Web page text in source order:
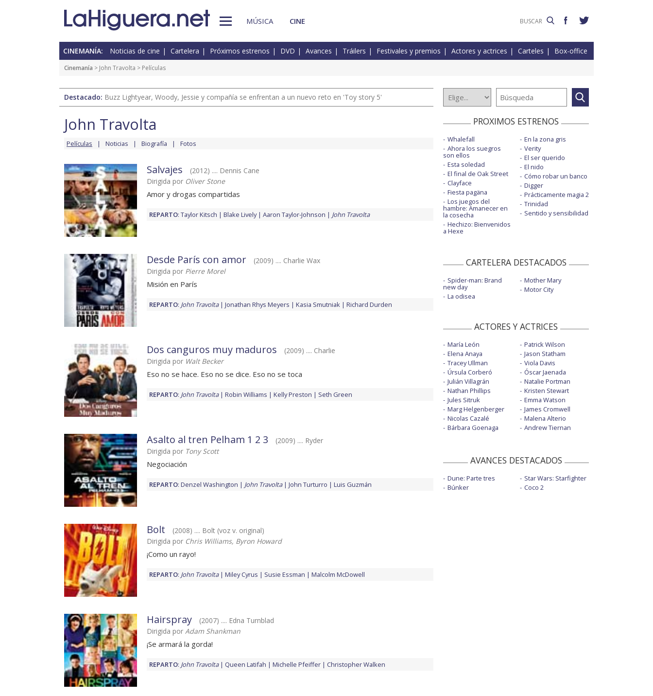
MÚSICA CINE
CINEMANÍA: Noticias de cine Cartelera Próximos estrenos DVD Avances Tráilers Festivales y premios Actores y actrices Carteles Box-office
Cinemanía > John Travolta > Películas
Destacado: Buzz Lightyear, Woody, Jessie y compañía se enfrentan a un nuevo reto en 'Toy story 5'
John Travolta
Películas Noticias Biografía Fotos
Salvajes
(2012) .... Dennis Cane
Dirigida por Oliver Stone
Amor y drogas compartidas
REPARTO: Taylor Kitsch Blake Lively Aaron Taylor-Johnson John Travolta
Desde París con amor
(2009) .... Charlie Wax
Dirigida por Pierre Morel
Misión en París
REPARTO: John Travolta Jonathan Rhys Meyers Kasia Smutniak Richard Durden
Dos canguros muy maduros
(2009) .... Charlie
Dirigida por Walt Becker
Eso no se hace. Eso no se dice. Eso no se toca
REPARTO: John Travolta Robin Williams Kelly Preston Seth Green
Asalto al tren Pelham 1 2 3
(2009) .... Ryder
Dirigida por Tony Scott
Negociación
REPARTO: Denzel Washington John Travolta John Turturro Luis Guzmán
Bolt
(2008) .... Bolt (voz v. original)
Dirigida por Chris Williams, Byron Howard
¡Como un rayo!
REPARTO: John Travolta Miley Cyrus Susie Essman Malcolm McDowell
Hairspray
(2007) .... Edna Turnblad
Dirigida por Adam Shankman
¡Se armará la gorda!
REPARTO: John Travolta Queen Latifah Michelle Pfeiffer Christopher Walken
PROXIMOS ESTRENOS
Whalefall
Ahora los suegros
son ellos
Esta soledad
El final de Oak Street
Clayface
Fiesta pagäna
Los juegos del
hambre: Amanecer en
la cosecha
Hechizo: Bienvenidos
a Hexe
En la zona gris
Verity
El ser querido
El nido
Cómo robar un banco
Digger
Prácticamente magia 2
Trinidad
Sentido y sensibilidad
CARTELERA DESTACADOS
Spider-man: Brand
new day
La odisea
Mother Mary
Motor City
ACTORES Y ACTRICES
María León
Elena Anaya
Tracey Ullman
Úrsula Corberó
Julián Villagrán
Nathan Phillips
Jules Sitruk
Marg Helgenberger
Nicolas Cazalé
Bárbara Goenaga
Patrick Wilson
Jason Statham
Viola Davis
Óscar Jaenada
Natalie Portman
Kristen Stewart
Emma Watson
James Cromwell
Malena Alterio
Andrew Tiernan
AVANCES DESTACADOS
Dune: Parte tres
Búnker
Star Wars: Starfighter
Coco 2